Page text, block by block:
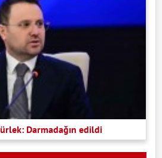
Darmadağın edildi